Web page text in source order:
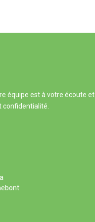
équipe est à votre écoute et
confidentialité.